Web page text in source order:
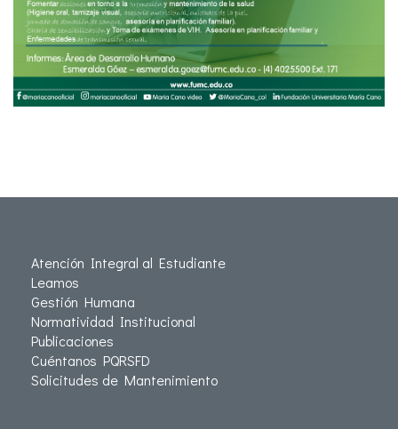
Atención Integral al Estudiante
Leamos
Gestión Humana
Normatividad Institucional
Publicaciones
Cuéntanos PQRSFD
Solicitudes de Mantenimiento